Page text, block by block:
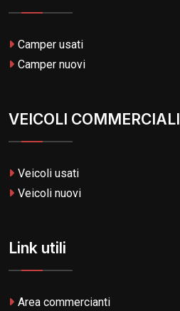
Camper usati
Camper nuovi
VEICOLI COMMERCIALI
Veicoli usati
Veicoli nuovi
Link utili
Area commercianti